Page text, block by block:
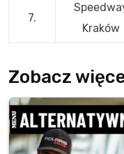
7.
Kraków
Zobacz